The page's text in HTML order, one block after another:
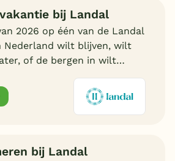
bij Landal
2026 op één van de Landal
Nederland wilt blijven, wilt
of de bergen in wilt
bij Landal